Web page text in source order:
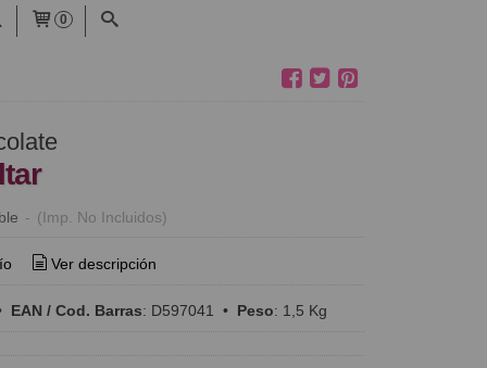
0
- (Imp. No Incluidos)
Ver descripción
EAN / Cod. Barras: D597041 • Peso: 1,5 Kg